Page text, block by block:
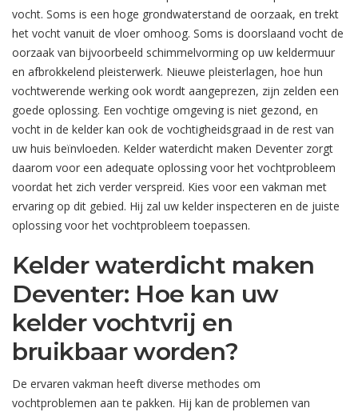
vocht. Soms is een hoge grondwaterstand de oorzaak, en trekt
het vocht vanuit de vloer omhoog. Soms is doorslaand vocht de
oorzaak van bijvoorbeeld schimmelvorming op uw keldermuur
en afbrokkelend pleisterwerk. Nieuwe pleisterlagen, hoe hun
vochtwerende werking ook wordt aangeprezen, zijn zelden een
goede oplossing. Een vochtige omgeving is niet gezond, en
vocht in de kelder kan ook de vochtigheidsgraad in de rest van
uw huis beïnvloeden. Kelder waterdicht maken Deventer zorgt
daarom voor een adequate oplossing voor het vochtprobleem
voordat het zich verder verspreid. Kies voor een vakman met
ervaring op dit gebied. Hij zal uw kelder inspecteren en de juiste
oplossing voor het vochtprobleem toepassen.
Kelder waterdicht maken
Deventer: Hoe kan uw
kelder vochtvrij en
bruikbaar worden?
De ervaren vakman heeft diverse methodes om
vochtproblemen aan te pakken. Hij kan de problemen van